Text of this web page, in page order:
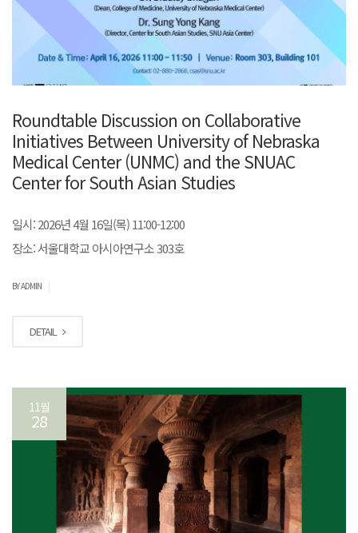
Roundtable Discussion on Collaborative
Initiatives Between University of Nebraska
Medical Center (UNMC) and the SNUAC
Center for South Asian Studies
일시: 2026년 4월 16일(목) 11:00-12:00
장소: 서울대학교 아시아연구소 303호
BY ADMIN
DETAIL
11월
28